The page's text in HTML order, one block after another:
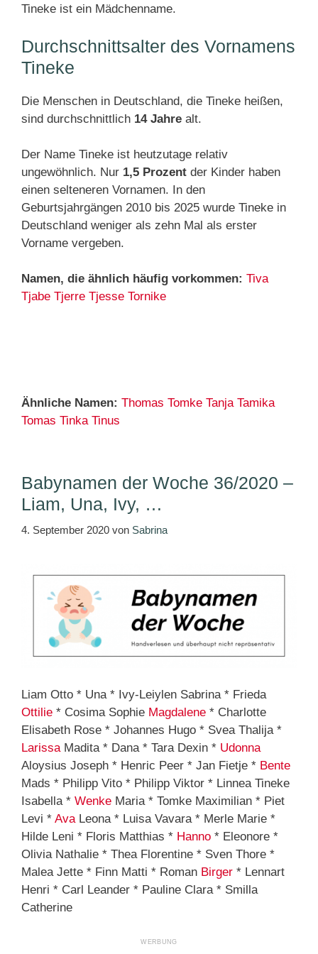
Tineke ist ein Mädchenname.
Durchschnittsalter des Vornamens
Tineke
Die Menschen in Deutschland, die Tineke heißen,
sind durchschnittlich 14 Jahre alt.
Der Name Tineke ist heutzutage relativ
ungewöhnlich. Nur 1,5 Prozent der Kinder haben
einen selteneren Vornamen. In den
Geburtsjahrgängen 2010 bis 2025 wurde Tineke in
Deutschland weniger als zehn Mal als erster
Vorname vergeben.
Namen, die ähnlich häufig vorkommen: Tiva
Tjabe Tjerre Tjesse Tornike
Ähnliche Namen: Thomas Tomke Tanja Tamika
Tomas Tinka Tinus
Babynamen der Woche 36/2020 –
Liam, Una, Ivy, …
4. September 2020 von Sabrina
Liam Otto * Una * Ivy-Leiylen Sabrina * Frieda
Ottilie * Cosima Sophie Magdalene * Charlotte
Elisabeth Rose * Johannes Hugo * Svea Thalija *
LarissaMadita * Dana * Tara Dexin * Udonna
Aloysius Joseph * Henric Peer * Jan Fietje * Bente
Mads * Philipp Vito * Philipp Viktor * Linnea Tineke
Isabella * Wenke Maria * Tomke Maximilian * Piet
Levi * AvaLeona * Luisa Vavara * Merle Marie *
Hilde Leni * Floris Matthias * Hanno * Eleonore *
Olivia Nathalie * Thea Florentine * Sven Thore *
Malea Jette * Finn Matti * Roman Birger * Lennart
Henri * Carl Leander * Pauline Clara * Smilla
Catherine